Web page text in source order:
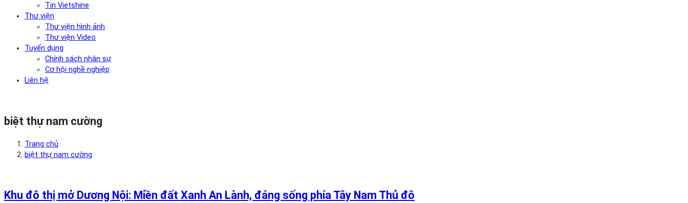
Tin Vietshine
Thư viện
Thư viện hình ảnh
Thư viện Video
Tuyển dụng
Chính sách nhân sự
Cơ hội nghề nghiệp
Liên hệ
biệt thự nam cường
Trang chủ
biệt thự nam cường
Khu đô thị mở Dương Nội: Miền đất Xanh An Lành, đáng sống phía Tây Nam Thủ đô